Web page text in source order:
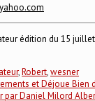
édition du 15
,Robert,wesner
et Déjoue Bien
par Daniel Milord